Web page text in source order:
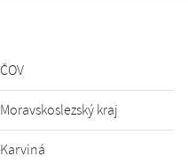
ČOV
Moravskoslezský kraj
Karviná